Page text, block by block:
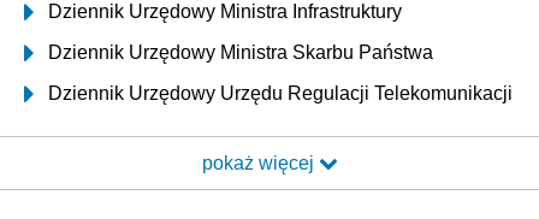
Dziennik Urzędowy Ministra Infrastruktury
Dziennik Urzędowy Ministra Skarbu Państwa
Dziennik Urzędowy Urzędu Regulacji Telekomunikacji
Dziennik Urzędowy Ministra Transportu i Budownictwa
pokaż więcej